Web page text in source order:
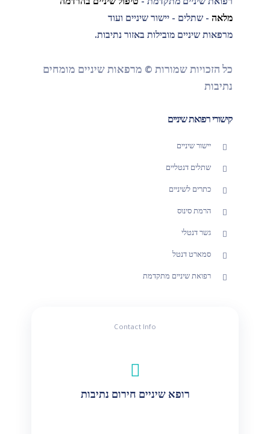
רפואת שיניים מתקדמת - טיפול שיניים בהרדמה
מלאה - שתלים - יישור שיניים ועוד
מרפאות שיניים מובילות באזור נתיבות.
כל הזכויות שמורות © מרפאות שיניים מומחים
נתיבות
קישורי רפואת שיניים
יישור שיניים
שתלים דנטליים
כתרים לשיניים
הרמת סינוס
גשר דנטלי
סמארט דנטל
רפואת שיניים מתקדמת
Contact Info
רופא שיניים חירום נתיבות